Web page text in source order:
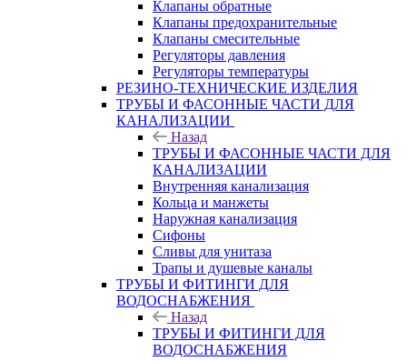
Клапаны обратные
Клапаны предохранительные
Клапаны смесительные
Регуляторы давления
Регуляторы температуры
РЕЗИНО-ТЕХНИЧЕСКИЕ ИЗДЕЛИЯ
ТРУБЫ И ФАСОННЫЕ ЧАСТИ ДЛЯ
КАНАЛИЗАЦИИ
Назад
ТРУБЫ И ФАСОННЫЕ ЧАСТИ ДЛЯ
КАНАЛИЗАЦИИ
Внутренняя канализация
Кольца и манжеты
Наружная канализация
Сифоны
Сливы для унитаза
Трапы и душевые каналы
ТРУБЫ И ФИТИНГИ ДЛЯ
ВОДОСНАБЖЕНИЯ
Назад
ТРУБЫ И ФИТИНГИ ДЛЯ
ВОДОСНАБЖЕНИЯ